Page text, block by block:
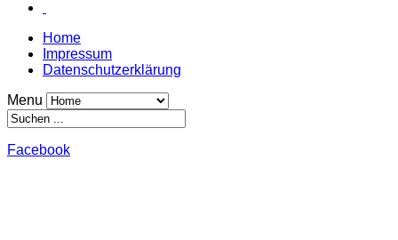
Home
Impressum
Datenschutzerklärung
Menu
Facebook